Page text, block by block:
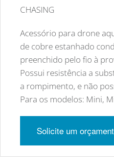
CHASING
Acessório para drone
de cobre estanhado
preenchido pelo fio à
Possui resistência a
a rompimento, e não
Para os modelos: Mini,
Solicite um